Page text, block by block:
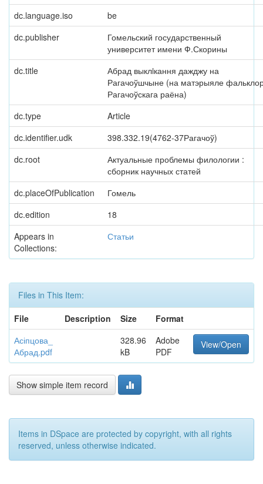
dc.language.iso
be
dc.publisher
Гомельский государственный
университет имени Ф.Скорины
dc.title
Абрад выклiкання дажджу на
Рагачоўшчыне (на матэрыяле
Рагачоўскага раёна)
dc.type
Article
dc.identifier.udk
398.332.19(4762-37Рагачоў)
dc.root
Актуальные проблемы филологии :
сборник научных статей
dc.placeOfPublication
Гомель
dc.edition
18
Appears in
Collections:
Статьи
Files in This Item:
File
Description Size
Format
Асіпцова_
Абрад.pdf
328.96
kB
Adobe
PDF
View/Open
Show simple item record
Items in DSpace are protected by copyright, with all rights
reserved, unless otherwise indicated.